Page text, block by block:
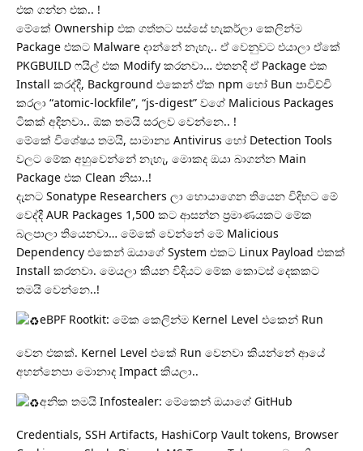
එක ගන්න එක.. !
මේකේ Ownership එක ගත්තට පස්සේ හැකර්ලා කෙලින්ම
Package එකට Malware දාන්නේ නැහැ.. ඒ වෙනුවට එයාලා ඒකේ
PKGBUILD ෆයිල් එක Modify කරනවා… එතනදි ඒ Package එක
Install කරද්දී, Background එකෙන් ඒක npm හෝ Bun පාවිච්චි
කරලා “atomic-lockfile”, “js-digest” වගේ Malicious Packages
ටිකක් අදිනවා.. ඕක තමයි සරලව වෙන්නෙ.. !
මේකේ විශේෂය තමයි, සාමාන්‍ය Antivirus හෝ Detection Tools
වලට මේක අහුවෙන්නේ නැහැ, මොකද ඔයා බාගන්න Main
Package එක Clean නිසා..!
දැනට Sonatype Researchers ලා හොයාගෙන තියෙන විදිහට මේ
වෙද්දී AUR Packages 1,500 කට ආසන්න ප්‍රමාණයකට මේක
බලපාලා තියෙනවා… මේකේ වෙන්නේ මේ Malicious
Dependency එකෙන් ඔයාගේ System එකට Linux Payload එකක්
Install කරනවා. මෙයලා කියන විදියට මේක කොටස් දෙකකට
තමයි වෙන්නෙ..!
eBPF Rootkit: මේක කෙලින්ම Kernel Level එකෙන් Run
වෙන එකක්. Kernel Level එකේ Run වෙනවා කියන්නේ ආයේ
අහන්නෙපා මොනාද Impact කියලා..
අනික තමයි Infostealer: මේකෙන් ඔයාගේ GitHub
Credentials, SSH Artifacts, HashiCorp Vault tokens, Browser